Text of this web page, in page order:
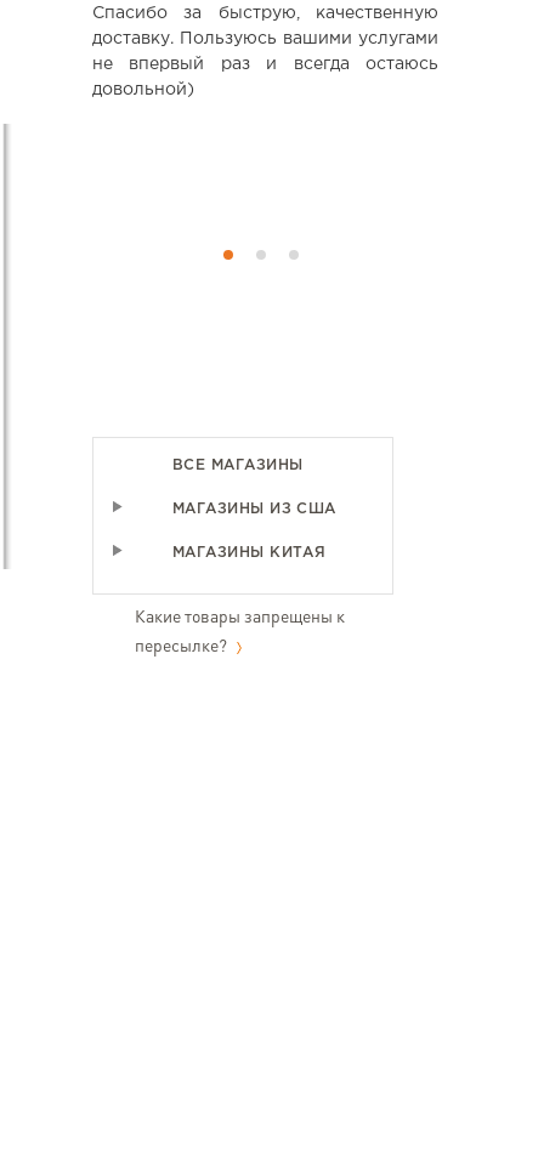
Спасибо за быструю, качественную
доставку. Пользуюсь вашими услугами
не впервый раз и всегда остаюсь
довольной)
ВСЕ МАГАЗИНЫ
МАГАЗИНЫ ИЗ США
МАГАЗИНЫ КИТАЯ
Какие товары запрещены к
пересылке?